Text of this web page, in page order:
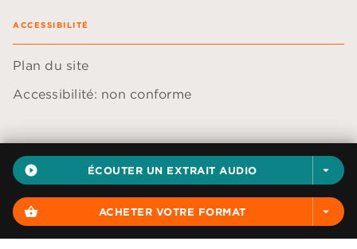
play_circle_filled ÉCOUTER UN EXTRAIT AUDIO arrow_drop_down
shopping_basket ACHETER VOTRE FORMAT arrow_drop_down
ACCESSIBILITÉ
Plan du site
Accessibilité: non conforme
Données personnelles
Paramétrer vos cookies
Mentions légales
Conditions générales d'utilisation